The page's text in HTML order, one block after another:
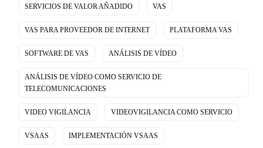
SERVICIOS DE VALOR AÑADIDO VAS
VAS PARA PROVEEDOR DE INTERNET PLATAFORMA VAS
SOFTWARE DE VAS ANÁLISIS DE VÍDEO
ANÁLISIS DE VÍDEO COMO SERVICIO DE
TELECOMUNICACIONES
VIDEO VIGILANCIA VIDEOVIGILANCIA COMO SERVICIO
VSAAS IMPLEMENTACIÓN VSAAS